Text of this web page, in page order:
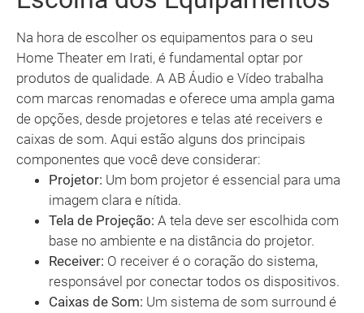
Na hora de escolher os equipamentos para o seu
Home Theater em Irati, é fundamental optar por
produtos de qualidade. A AB Áudio e Vídeo trabalha
com marcas renomadas e oferece uma ampla gama
de opções, desde projetores e telas até receivers e
caixas de som. Aqui estão alguns dos principais
componentes que você deve considerar:
Projetor: Um bom projetor é essencial para uma
imagem clara e nítida.
Tela de Projeção: A tela deve ser escolhida com
base no ambiente e na distância do projetor.
Receiver: O receiver é o coração do sistema,
responsável por conectar todos os dispositivos.
Caixas de Som: Um sistema de som surround é